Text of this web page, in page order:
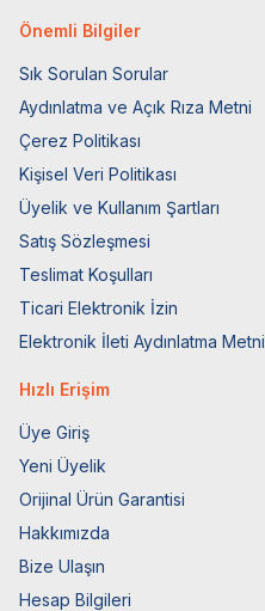
Önemli Bilgiler
Sık Sorulan Sorular
Aydınlatma ve Açık Rıza Metni
Çerez Politikası
Kişisel Veri Politikası
Üyelik ve Kullanım Şartları
Satış Sözleşmesi
Teslimat Koşulları
Ticari Elektronik İzin
Elektronik İleti Aydınlatma Metni
Hızlı Erişim
Üye Giriş
Yeni Üyelik
Orijinal Ürün Garantisi
Hakkımızda
Bize Ulaşın
Hesap Bilgileri